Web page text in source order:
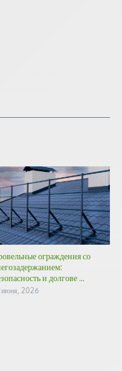
ограждения со
и долгове ...
июня, 2026